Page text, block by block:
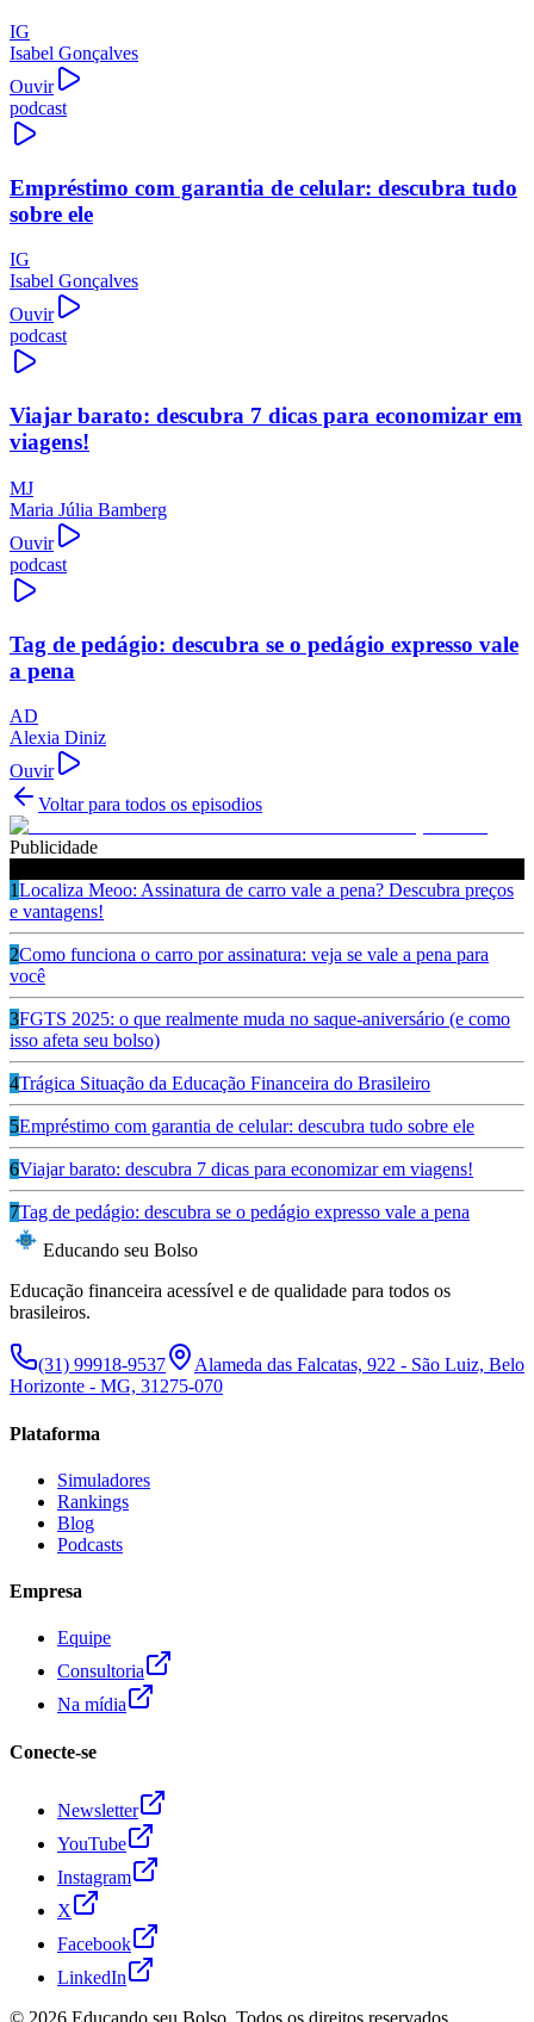
IG
Isabel Gonçalves
Ouvir
podcast
Empréstimo com garantia de celular: descubra tudo
sobre ele
IG
Isabel Gonçalves
Ouvir
podcast
Viajar barato: descubra 7 dicas para economizar em
viagens!
MJ
Maria Júlia Bamberg
Ouvir
podcast
Tag de pedágio: descubra se o pedágio expresso vale
a pena
AD
Alexia Diniz
Ouvir
Voltar para todos os episodios
Publicidade
1Localiza Meoo: Assinatura de carro vale a pena? Descubra preços
e vantagens!
2Como funciona o carro por assinatura: veja se vale a pena para
você
3FGTS 2025: o que realmente muda no saque-aniversário (e como
isso afeta seu bolso)
4Trágica Situação da Educação Financeira do Brasileiro
5Empréstimo com garantia de celular: descubra tudo sobre ele
6Viajar barato: descubra 7 dicas para economizar em viagens!
7Tag de pedágio: descubra se o pedágio expresso vale a pena
Educando seu Bolso
Educação financeira acessível e de qualidade para todos os
brasileiros.
(31) 99918-9537
Alameda das Falcatas, 922 - São Luiz, Belo
Horizonte - MG, 31275-070
Plataforma
Simuladores
Rankings
Blog
Podcasts
Empresa
Equipe
Consultoria
Na mídia
Conecte-se
Newsletter
YouTube
Instagram
X
Facebook
LinkedIn
© 2026 Educando seu Bolso . Todos os direitos reservados.